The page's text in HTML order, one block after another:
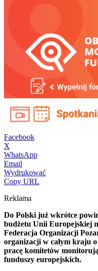
Facebook
X
WhatsApp
Email
Wydrukować
Copy URL
Reklama
Do Polski już wkrótce
budżetu Unii Europejskiej
Federacja Organizacji
organizacji w całym kraju
pracę komitetów
funduszy europejskich.